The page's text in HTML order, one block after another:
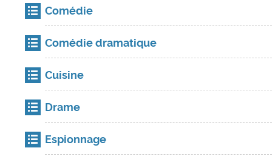
Comédie
Comédie dramatique
Cuisine
Drame
Espionnage